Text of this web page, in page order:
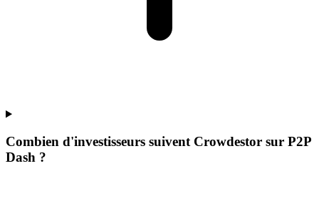
Combien d'investisseurs suivent Crowdestor sur P2P
Dash ?